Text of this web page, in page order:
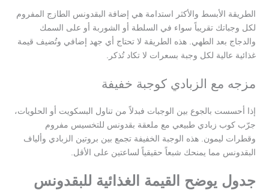
الطريقة الأبسط والأكثر استدامة هي إضافة البقدونس الطازج المفروم
لكل وجباتك تقريباً سواء في السلطة أو الشوربة أو على السمك
والدجاج بعد الطهي. هذه الطريقة لا تحتاج أي جهد إضافي وتُضيف قيمة
غذائية عالية لكل وجبة بسعرات لا تكاد تُذكر.
مزجه مع الزبادي كوجبة خفيفة
إذا أحسست بالجوع بين الوجبات فبدلاً من تناول البسكويت أو الحلويات،
جرّب كوب زبادي طبيعي مع ملعقة بقدونس للتخسيس مفروم
وقطرات ليمون. هذه الوجبة الخفيفة تجمع بين بروتين الزبادي وألياف
البقدونس مما يمنحك شبعاً حقيقياً لساعتين على الأقل.
جدول يوضح القيمة الغذائية للبقدونس